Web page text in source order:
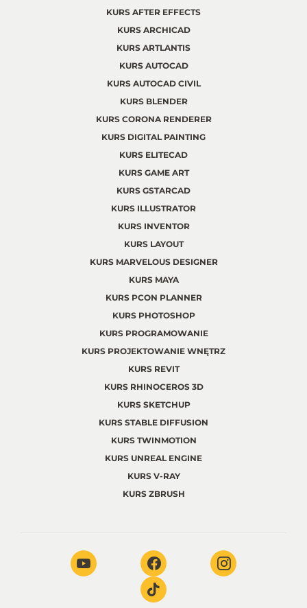
KURS AFTER EFFECTS
KURS ARCHICAD
KURS ARTLANTIS
KURS AUTOCAD
KURS AUTOCAD CIVIL
KURS BLENDER
KURS CORONA RENDERER
KURS DIGITAL PAINTING
KURS ELITECAD
KURS GAME ART
KURS GSTARCAD
KURS ILLUSTRATOR
KURS INVENTOR
KURS LAYOUT
KURS MARVELOUS DESIGNER
KURS MAYA
KURS PCON PLANNER
KURS PHOTOSHOP
KURS PROGRAMOWANIE
KURS PROJEKTOWANIE WNĘTRZ
KURS REVIT
KURS RHINOCEROS 3D
KURS SKETCHUP
KURS STABLE DIFFUSION
KURS TWINMOTION
KURS UNREAL ENGINE
KURS V-RAY
KURS ZBRUSH